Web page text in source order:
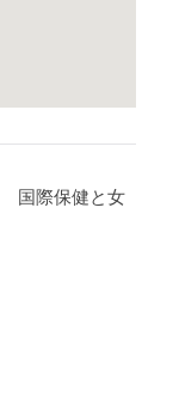
国際保健と女